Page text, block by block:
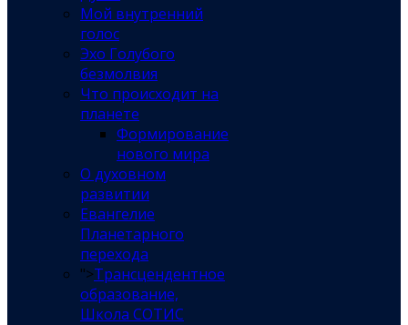
Мой внутренний
голос
Эхо Голубого
безмолвия
Что происходит на
планете
Формирование
нового мира
О духовном
развитии
Евангелие
Планетарного
перехода
">Трансцендентное
образование,
Школа СОТИС